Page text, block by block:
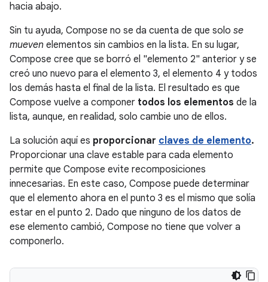
hacia abajo.
Sin tu ayuda, Compose no se da cuenta de que solo se
mueven elementos sin cambios en la lista. En su lugar,
Compose cree que se borró el "elemento 2" anterior y se
creó uno nuevo para el elemento 3, el elemento 4 y todos
los demás hasta el final de la lista. El resultado es que
Compose vuelve a componer todos los elementos de la
lista, aunque, en realidad, solo cambie uno de ellos.
La solución aquí es proporcionar claves de elemento.
Proporcionar una clave estable para cada elemento
permite que Compose evite recomposiciones
innecesarias. En este caso, Compose puede determinar
que el elemento ahora en el punto 3 es el mismo que solía
estar en el punto 2. Dado que ninguno de los datos de
ese elemento cambió, Compose no tiene que volver a
componerlo.